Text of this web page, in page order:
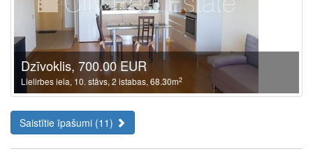
Dzīvoklis, 700.00 EUR
Lielirbes iela, 10. stāvs, 2 istabas, 68.30m2
Saistītie īpašumi (11)